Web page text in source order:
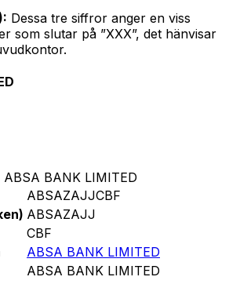
Dessa tre siffror anger en viss
som slutar på ”XXX”, det hänvisar
BANK LIMITED
ABSAZAJJCBF
ABSAZAJJ
CBF
ABSA BANK LIMITED
ABSA BANK LIMITED